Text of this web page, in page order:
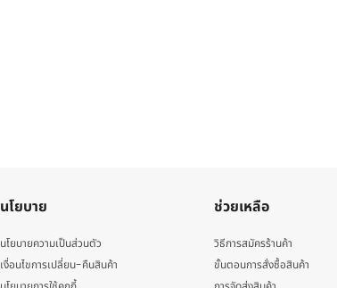
นโยบาย
นโยบายความเป็นส่วนตัว
เงื่อนไขการเปลี่ยน-คืนสินค้า
ช่วยเหลือ
วิธีการสมัครร้านค้า
ขั้นตอนการสั่งซื้อสินค้า